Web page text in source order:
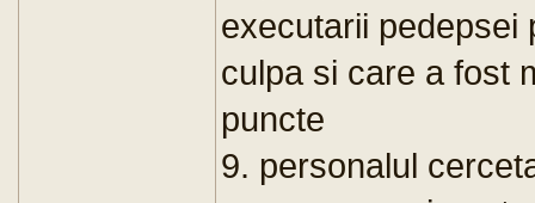
executarii pedepsei
culpa si care a fost
puncte
9. personalul